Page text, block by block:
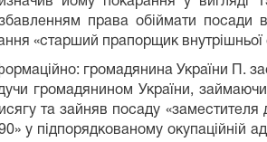
права обіймати посади
«старший прапорщик внутрішньої
громадянина України П.
громадянином України,
та зайняв посаду
у підпорядкованому окупаційній